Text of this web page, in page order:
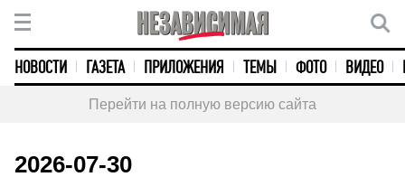
НОВОСТИ ГАЗЕТА ПРИЛОЖЕНИЯ ТЕМЫ ФОТО ВИДЕО
Перейти на полную версию сайта
2026-07-30